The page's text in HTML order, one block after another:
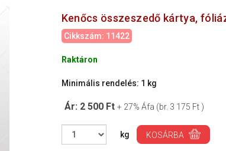
Kenőcs összeszedő kártya,
Cikkszám: 11422
Raktáron
Minimális rendelés: 1 kg
Ár: 2 500 Ft + 27% Áfa (br. 3 175 Ft )
kg KOSÁRBA